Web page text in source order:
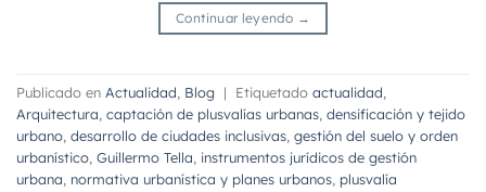
Continuar leyendo →
Publicado en Actualidad, Blog | Etiquetado actualidad,
Arquitectura, captación de plusvalías urbanas, densificación y tejido
urbano, desarrollo de ciudades inclusivas, gestión del suelo y orden
urbanístico, Guillermo Tella, instrumentos jurídicos de gestión
urbana, normativa urbanística y planes urbanos, plusvalía